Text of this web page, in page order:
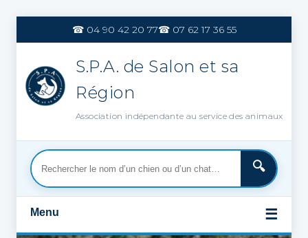
contenu
☎ 04 90 42 20 77☎ 07 62 17 36 55
S.P.A. de Salon et sa
Région
Association indépendante au service des animaux
Menu ☰